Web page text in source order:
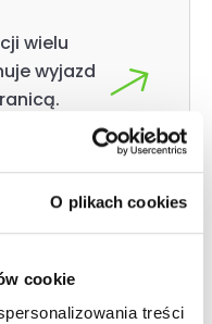
O plikach cookies
cookie
treści
wielu
wyjazd